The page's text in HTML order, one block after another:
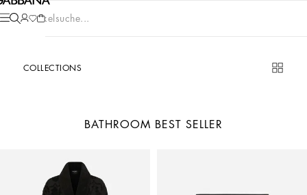
Artikelsuche...
COLLECTIONS
BATHROOM BEST SELLER